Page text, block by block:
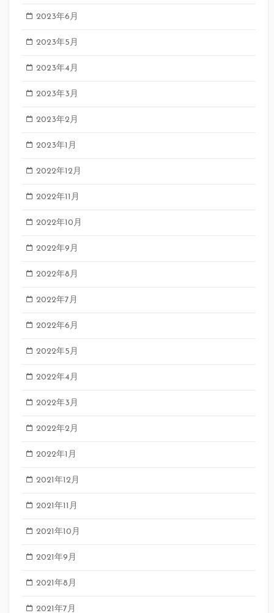
2023年6月
2023年5月
2023年4月
2023年3月
2023年2月
2023年1月
2022年12月
2022年11月
2022年10月
2022年9月
2022年8月
2022年7月
2022年6月
2022年5月
2022年4月
2022年3月
2022年2月
2022年1月
2021年12月
2021年11月
2021年10月
2021年9月
2021年8月
2021年7月